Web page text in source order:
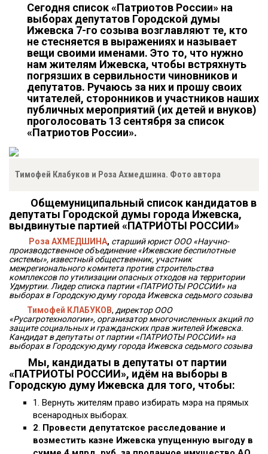
Сегодня список «Патриотов России» на
выборах депутатов Городской думы
Ижевска 7-го созыва возглавляют те, кто
не стесняется в выражениях и называет
вещи своими именами. Это то, что нужно
нам жителям Ижевска, чтобы встряхнуть
погрязших в сервильности чиновников и
депутатов. Ручаюсь за них и прошу своих
читателей, сторонников и участников наших
публичных мероприятий (их детей и внуков)
проголосовать 13 сентября за список
«Патриотов России».
Тимофей Клабуков и Роза Ахмедшина. Фото автора
Общемуниципальный список кандидатов в
депутаты Городской думы города Ижевска,
выдвинутые партией «ПАТРИОТЫ РОССИИ»
Роза АХМЕДШИНА, старший юрист ООО «Научно-
производственное объединение «Ижевские беспилотные
системы», известный общественник, участник
межрегионального комитета против строительства
комплексов по утилизации опасных отходов на территории
Удмуртии. Лидер списка партии «ПАТРИОТЫ РОССИИ» на
выборах в Городскую думу города Ижевска седьмого созыва
Тимофей КЛАБУКОВ, директор ООО
«Русагротехнологии», организатор многочисленных акций по
защите социальных и гражданских прав жителей Ижевска.
Кандидат в депутаты от партии «ПАТРИОТЫ РОССИИ» на
выборах в Городскую думу города Ижевска седьмого созыва
Мы, кандидаты в депутаты от партии
«ПАТРИОТЫ РОССИИ», идём на выборы в
Городскую думу Ижевска для того, чтобы:
1. Вернуть жителям право избирать мэра на прямых
всенародных выборах.
2 Провести депутатское расследование и
возместить казне Ижевска упущенную выгоду в